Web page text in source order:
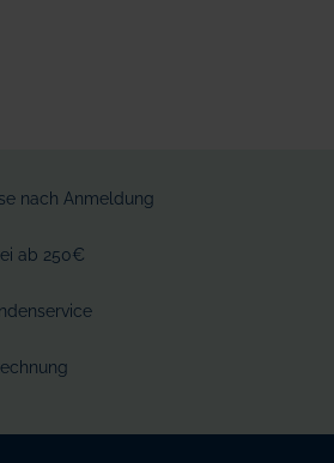
nach Anmeldung
ab 250€